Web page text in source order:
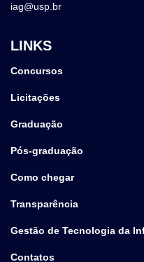
iag@usp.br
LINKS
Concursos
Licitações
Graduação
Pós-graduação
Como chegar
Transparência
Gestão de Tecnologia da
Contatos